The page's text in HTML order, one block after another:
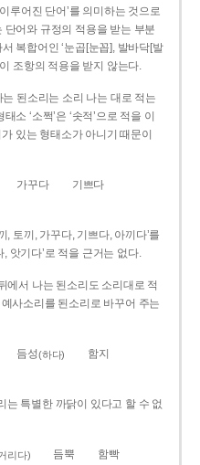
루어진 단어’를 의미하는 것으로
단어와 규정의 적용을 받는 부분
복합어인 ‘눈곱[눈꼽], 발바닥[발
조항의 적용을 받지 않는다.
된소리는 소리 나는 대로 적는
소 ‘소쩍’은 ‘솟적’으로 적을 이
가 있는 형태소가 아니기 때문이
가꾸다
기쁘다
, 토끼, 가꾸다, 기쁘다, 아끼다’를
앗기다’로 적을 근거는 없다.
에서 나는 된소리도 소리대로 적
예사소리를 된소리로 바꾸어 주는
듬성(하다)
함지
는 특별한 까닭이 있다고 할 수 없
리다) 듬뿍
함빡